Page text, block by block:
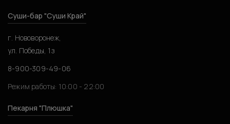
Суши-бар "Суши Край"
г. Нововоронеж,
ул. Победы, 1з
8-900-309-49-06
Режим работы: 10:00 - 22:00
Пекарня "Плюшка"